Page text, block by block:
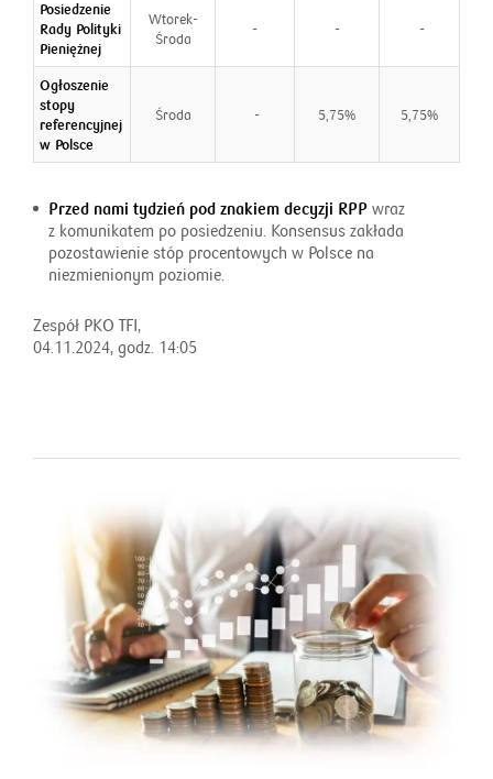
Posiedzenie
Rady Polityki
Pieniężnej
Wtorek-
Środa
- - -
Ogłoszenie
stopy
referencyjnej
w Polsce
Środa - 5,75% 5,75%
Przed nami tydzień pod znakiem decyzji RPP wraz
z komunikatem po posiedzeniu. Konsensus zakłada
pozostawienie stóp procentowych w Polsce na
niezmienionym poziomie.
Zespół PKO TFI,
04.11.2024, godz. 14:05